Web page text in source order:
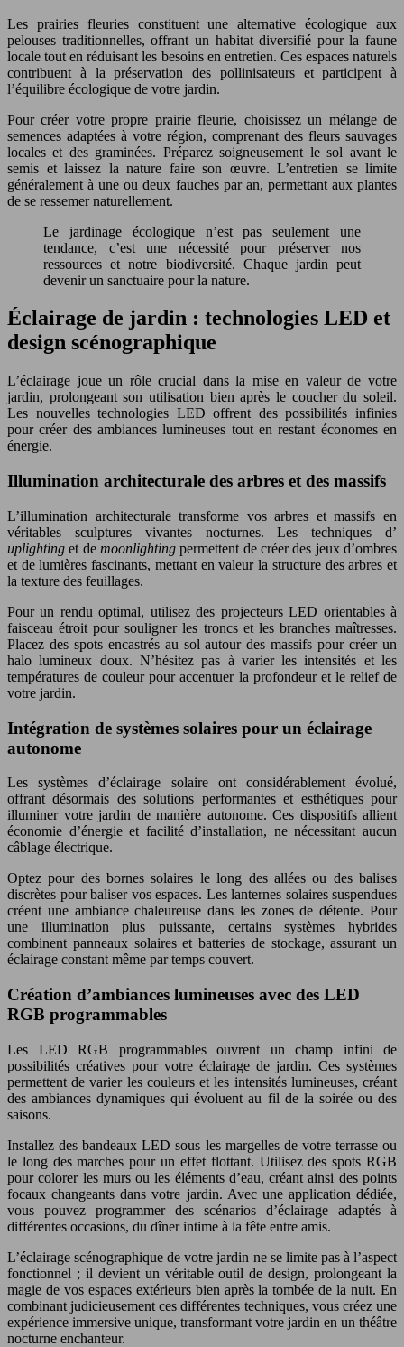
Les prairies fleuries constituent une alternative écologique aux
pelouses traditionnelles, offrant un habitat diversifié pour la faune
locale tout en réduisant les besoins en entretien. Ces espaces naturels
contribuent à la préservation des pollinisateurs et participent à
l’équilibre écologique de votre jardin.
Pour créer votre propre prairie fleurie, choisissez un mélange de
semences adaptées à votre région, comprenant des fleurs sauvages
locales et des graminées. Préparez soigneusement le sol avant le
semis et laissez la nature faire son œuvre. L’entretien se limite
généralement à une ou deux fauches par an, permettant aux plantes
de se ressemer naturellement.
Le jardinage écologique n’est pas seulement une
tendance, c’est une nécessité pour préserver nos
ressources et notre biodiversité. Chaque jardin peut
devenir un sanctuaire pour la nature.
Éclairage de jardin : technologies LED et
design scénographique
L’éclairage joue un rôle crucial dans la mise en valeur de votre
jardin, prolongeant son utilisation bien après le coucher du soleil.
Les nouvelles technologies LED offrent des possibilités infinies
pour créer des ambiances lumineuses tout en restant économes en
énergie.
Illumination architecturale des arbres et des massifs
L’illumination architecturale transforme vos arbres et massifs en
véritables sculptures vivantes nocturnes. Les techniques d’
uplightinget demoonlightingpermettent de créer des jeux d’ombres
et de lumières fascinants, mettant en valeur la structure des arbres et
la texture des feuillages.
Pour un rendu optimal, utilisez des projecteurs LED orientables à
faisceau étroit pour souligner les troncs et les branches maîtresses.
Placez des spots encastrés au sol autour des massifs pour créer un
halo lumineux doux. N’hésitez pas à varier les intensités et les
températures de couleur pour accentuer la profondeur et le relief de
votre jardin.
Intégration de systèmes solaires pour un éclairage
autonome
Les systèmes d’éclairage solaire ont considérablement évolué,
offrant désormais des solutions performantes et esthétiques pour
illuminer votre jardin de manière autonome. Ces dispositifs allient
économie d’énergie et facilité d’installation, ne nécessitant aucun
câblage électrique.
Optez pour des bornes solaires le long des allées ou des balises
discrètes pour baliser vos espaces. Les lanternes solaires suspendues
créent une ambiance chaleureuse dans les zones de détente. Pour
une illumination plus puissante, certains systèmes hybrides
combinent panneaux solaires et batteries de stockage, assurant un
éclairage constant même par temps couvert.
Création d’ambiances lumineuses avec des LED
RGB programmables
Les LED RGB programmables ouvrent un champ infini de
possibilités créatives pour votre éclairage de jardin. Ces systèmes
permettent de varier les couleurs et les intensités lumineuses, créant
des ambiances dynamiques qui évoluent au fil de la soirée ou des
saisons.
Installez des bandeaux LED sous les margelles de votre terrasse ou
le long des marches pour un effet flottant. Utilisez des spots RGB
pour colorer les murs ou les éléments d’eau, créant ainsi des points
focaux changeants dans votre jardin. Avec une application dédiée,
vous pouvez programmer des scénarios d’éclairage adaptés à
différentes occasions, du dîner intime à la fête entre amis.
L’éclairage scénographique de votre jardin ne se limite pas à l’aspect
fonctionnel ; il devient un véritable outil de design, prolongeant la
magie de vos espaces extérieurs bien après la tombée de la nuit. En
combinant judicieusement ces différentes techniques, vous créez une
expérience immersive unique, transformant votre jardin en un théâtre
nocturne enchanteur.